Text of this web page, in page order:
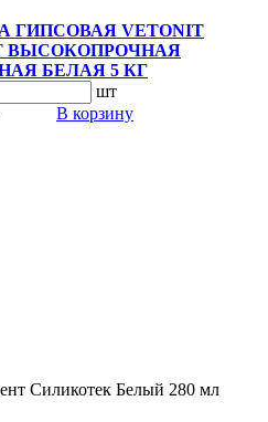
VETONIT
ВЫСОКОПРОЧНАЯ
БЕЛАЯ 5 КГ
шт
В корзину
Силикотек Белый 280 мл